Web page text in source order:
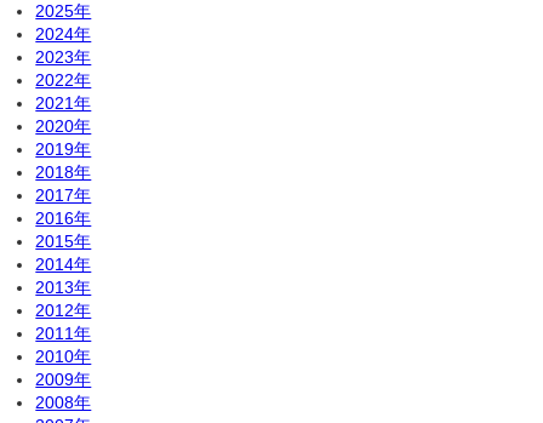
2025年
2024年
2023年
2022年
2021年
2020年
2019年
2018年
2017年
2016年
2015年
2014年
2013年
2012年
2011年
2010年
2009年
2008年